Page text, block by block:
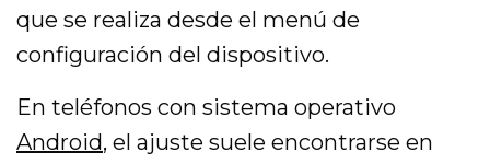
que se realiza desde el menú de
configuración del dispositivo.
En teléfonos con sistema operativo
Android, el ajuste suele encontrarse en